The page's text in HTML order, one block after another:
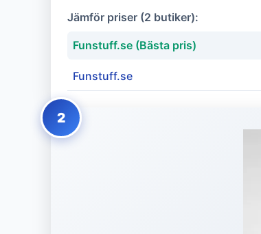
Jämför priser (2 butiker):
Funstuff.se (Bästa pris)
Funstuff.se
2